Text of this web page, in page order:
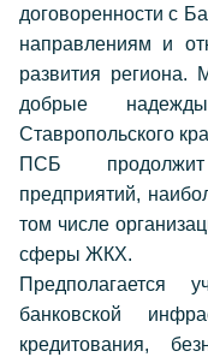
договоренности с
направлениям и
развития региона.
добрые
Ставропольского
ПСБ
предприятий,
том числе
сферы ЖКХ.
банковской
кредитования,